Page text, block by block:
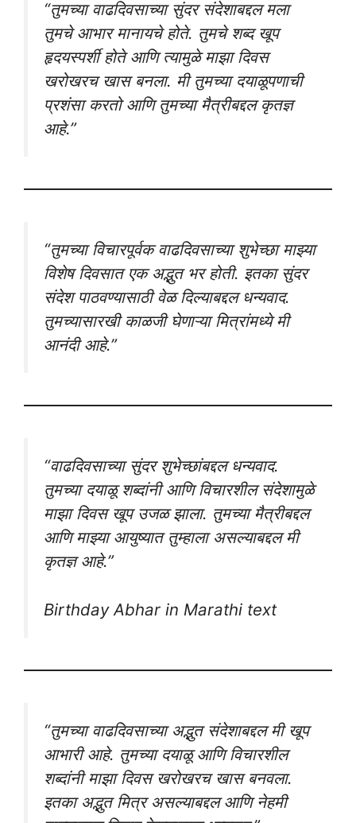
“तुमच्या वाढदिवसाच्या सुंदर संदेशाबद्दल मला
तुमचे आभार मानायचे होते. तुमचे शब्द खूप
हृदयस्पर्शी होते आणि त्यामुळे माझा दिवस
खरोखरच खास बनला. मी तुमच्या दयाळूपणाची
प्रशंसा करतो आणि तुमच्या मैत्रीबद्दल कृतज्ञ
आहे.”
“तुमच्या विचारपूर्वक वाढदिवसाच्या शुभेच्छा माझ्या
विशेष दिवसात एक अद्भुत भर होती. इतका सुंदर
संदेश पाठवण्यासाठी वेळ दिल्याबद्दल धन्यवाद.
तुमच्यासारखी काळजी घेणाऱ्या मित्रांमध्ये मी
आनंदी आहे.”
“वाढदिवसाच्या सुंदर शुभेच्छांबद्दल धन्यवाद.
तुमच्या दयाळू शब्दांनी आणि विचारशील संदेशामुळे
माझा दिवस खूप उजळ झाला. तुमच्या मैत्रीबद्दल
आणि माझ्या आयुष्यात तुम्हाला असल्याबद्दल मी
कृतज्ञ आहे.”
Birthday Abhar in Marathi text
“तुमच्या वाढदिवसाच्या अद्भुत संदेशाबद्दल मी खूप
आभारी आहे. तुमच्या दयाळू आणि विचारशील
शब्दांनी माझा दिवस खरोखरच खास बनवला.
इतका अद्भुत मित्र असल्याबद्दल आणि नेहमी